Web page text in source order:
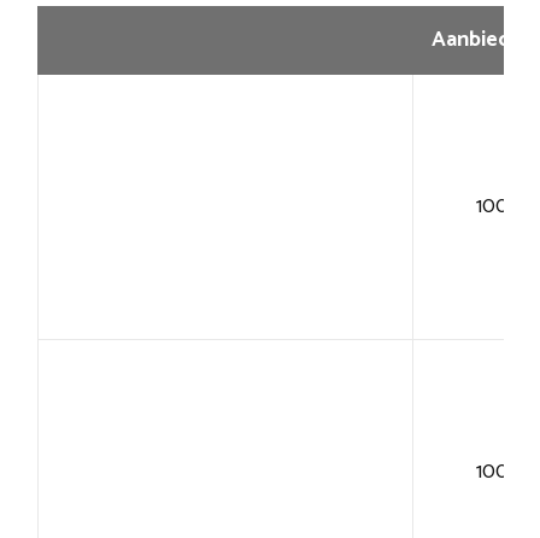
100+
100+